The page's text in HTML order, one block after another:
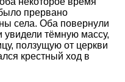
прервано
села. Оба повернули
увидели тёмную массу,
ползущую от церкви
крестный ход в